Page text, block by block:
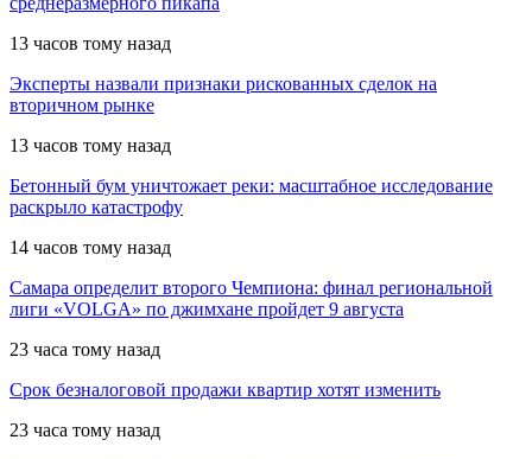
13 часов тому назад
Эксперты назвали признаки рискованных сделок на
вторичном рынке
13 часов тому назад
Бетонный бум уничтожает реки: масштабное исследование
раскрыло катастрофу
14 часов тому назад
Самара определит второго Чемпиона: финал региональной
лиги «VOLGA» по джимхане пройдет 9 августа
23 часа тому назад
Срок безналоговой продажи квартир хотят изменить
23 часа тому назад